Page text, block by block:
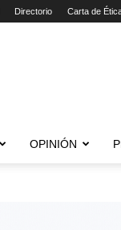
Directorio Carta de
OPINIÓN